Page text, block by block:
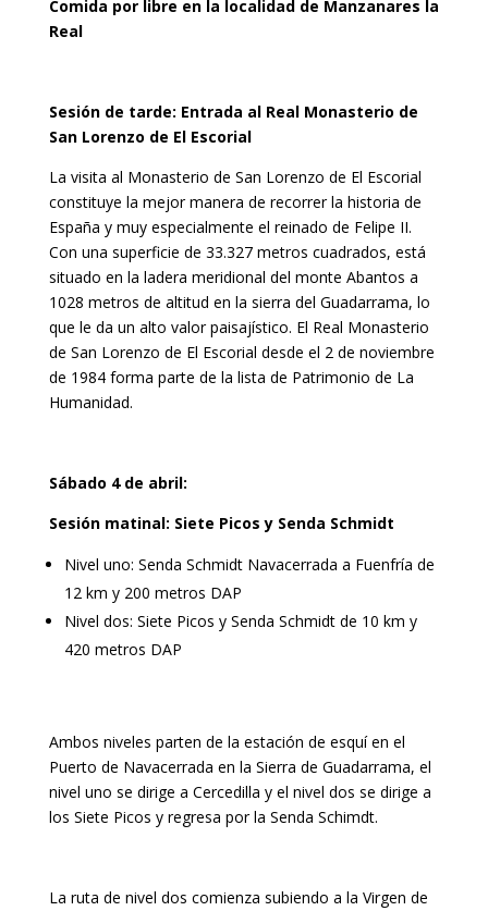
Comida por libre en la localidad de Manzanares la
Real
Sesión de tarde: Entrada al Real Monasterio de
San Lorenzo de El Escorial
La visita al Monasterio de San Lorenzo de El Escorial
constituye la mejor manera de recorrer la historia de
España y muy especialmente el reinado de Felipe II.
Con una superficie de 33.327 metros cuadrados, está
situado en la ladera meridional del monte Abantos a
1028 metros de altitud en la sierra del Guadarrama, lo
que le da un alto valor paisajístico. El Real Monasterio
de San Lorenzo de El Escorial desde el 2 de noviembre
de 1984 forma parte de la lista de Patrimonio de La
Humanidad.
Sábado 4 de abril:
Sesión matinal: Siete Picos y Senda Schmidt
Nivel uno: Senda Schmidt Navacerrada a Fuenfría de
12 km y 200 metros DAP
Nivel dos: Siete Picos y Senda Schmidt de 10 km y
420 metros DAP
Ambos niveles parten de la estación de esquí en el
Puerto de Navacerrada en la Sierra de Guadarrama, el
nivel uno se dirige a Cercedilla y el nivel dos se dirige a
los Siete Picos y regresa por la Senda Schimdt.
La ruta de nivel dos comienza subiendo a la Virgen de